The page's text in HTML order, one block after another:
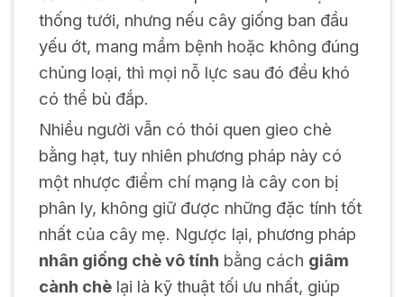
thống tưới, nhưng nếu cây giống ban đầu
yếu ớt, mang mầm bệnh hoặc không đúng
chủng loại, thì mọi nỗ lực sau đó đều khó
có thể bù đắp.
Nhiều người vẫn có thói quen gieo chè
bằng hạt, tuy nhiên phương pháp này có
một nhược điểm chí mạng là cây con bị
phân ly, không giữ được những đặc tính tốt
nhất của cây mẹ. Ngược lại, phương pháp
nhân giống chè vô tính bằng cách giâm
cành chèlại là kỹ thuật tối ưu nhất, giúp